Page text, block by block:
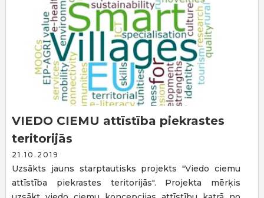
VIEDO CIEMU attīstība piekrastes
teritorijās
21.10.2019
Uzsākts jauns starptautisks projekts "Viedo ciemu
attīstība piekrastes teritorijās". Projekta mērķis